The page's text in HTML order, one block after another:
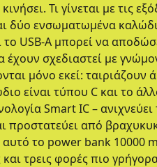
Τι γίνεται με τις
δύο ενσωματωμένα
το USB-A μπορεί να
σχεδιαστεί με
μόνο εκεί: ταιριάζουν
είναι τύπου C και το
Smart IC –
προστατεύει από
το power bank 10000
τρεις φορές πιο